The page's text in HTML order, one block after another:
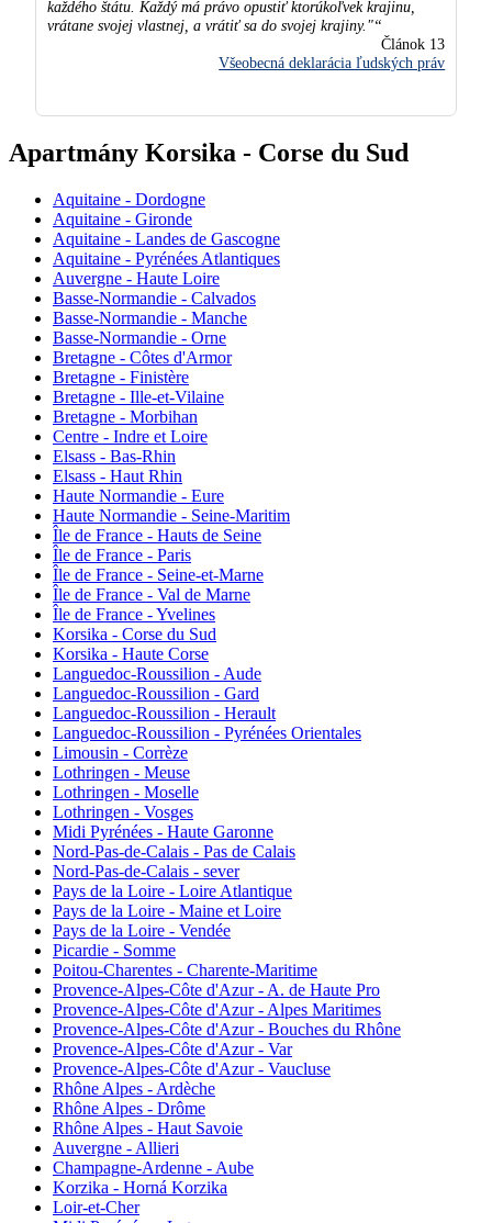
každého štátu. Každý má právo opustiť ktorúkoľvek krajinu,
vrátane svojej vlastnej, a vrátiť sa do svojej krajiny."
Článok 13
Všeobecná deklarácia ľudských práv
Apartmány Korsika - Corse du Sud
Aquitaine - Dordogne
Aquitaine - Gironde
Aquitaine - Landes de Gascogne
Aquitaine - Pyrénées Atlantiques
Auvergne - Haute Loire
Basse-Normandie - Calvados
Basse-Normandie - Manche
Basse-Normandie - Orne
Bretagne - Côtes d'Armor
Bretagne - Finistère
Bretagne - Ille-et-Vilaine
Bretagne - Morbihan
Centre - Indre et Loire
Elsass - Bas-Rhin
Elsass - Haut Rhin
Haute Normandie - Eure
Haute Normandie - Seine-Maritim
Île de France - Hauts de Seine
Île de France - Paris
Île de France - Seine-et-Marne
Île de France - Val de Marne
Île de France - Yvelines
Korsika - Corse du Sud
Korsika - Haute Corse
Languedoc-Roussilion - Aude
Languedoc-Roussilion - Gard
Languedoc-Roussilion - Herault
Languedoc-Roussilion - Pyrénées Orientales
Limousin - Corrèze
Lothringen - Meuse
Lothringen - Moselle
Lothringen - Vosges
Midi Pyrénées - Haute Garonne
Nord-Pas-de-Calais - Pas de Calais
Nord-Pas-de-Calais - sever
Pays de la Loire - Loire Atlantique
Pays de la Loire - Maine et Loire
Pays de la Loire - Vendée
Picardie - Somme
Poitou-Charentes - Charente-Maritime
Provence-Alpes-Côte d'Azur - A. de Haute Pro
Provence-Alpes-Côte d'Azur - Alpes Maritimes
Provence-Alpes-Côte d'Azur - Bouches du Rhône
Provence-Alpes-Côte d'Azur - Var
Provence-Alpes-Côte d'Azur - Vaucluse
Rhône Alpes - Ardèche
Rhône Alpes - Drôme
Rhône Alpes - Haut Savoie
Auvergne - Allieri
Champagne-Ardenne - Aube
Korzika - Horná Korzika
Loir-et-Cher